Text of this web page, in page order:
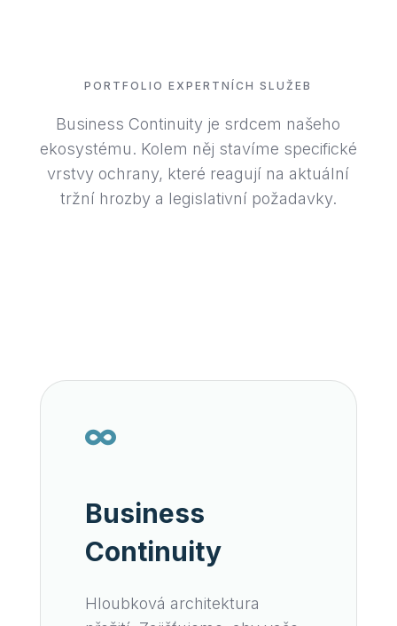
PORTFOLIO EXPERTNÍCH SLUŽEB
Business Continuity je srdcem našeho
ekosystému. Kolem něj stavíme specifické
vrstvy ochrany, které reagují na aktuální
tržní hrozby a legislativní požadavky.

Business
Continuity
Hloubková architektura